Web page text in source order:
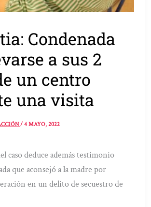
Condenada
a sus 2
un centro
una visita
/4 MAYO, 2022
caso deduce además testimonio
que aconsejó a la madre por
en un delito de secuestro de